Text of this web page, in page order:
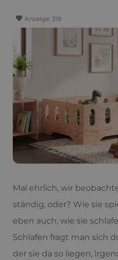
favorite Anzeige: 319
Mal ehrlich, wir
ständig, oder? Wie sie
eben auch, wie sie
Schlafen fragt man sich
der sie da so liegen,